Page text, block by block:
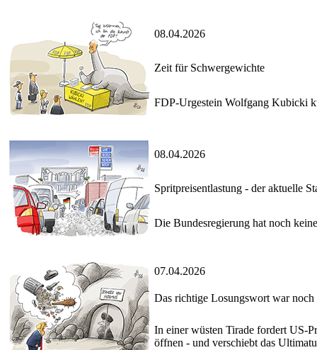
08.04.2026
Zeit für Schwergewichte
FDP-Urgestein Wolfgang Kubicki
08.04.2026
Spritpreisentlastung - der aktuelle
Die Bundesregierung hat noch
07.04.2026
Das richtige Losungswort war noch
In einer wüsten Tirade fordert US-
öffnen - und verschiebt das